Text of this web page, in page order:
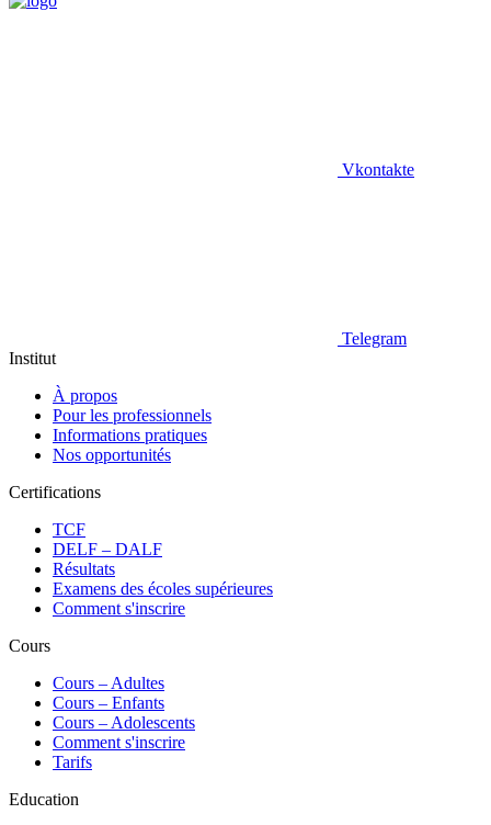
Vkontakte
Telegram
Institut
À propos
Pour les professionnels
Informations pratiques
Nos opportunités
Certifications
TCF
DELF – DALF
Résultats
Examens des écoles supérieures
Comment s'inscrire
Cours
Сours – Adultes
Cours – Enfants
Cours – Adolescents
Comment s'inscrire
Tarifs
Education